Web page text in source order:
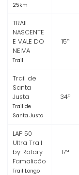
25km
TRAIL
NASCENTE
E VALE DO
NEIVA
Trail
15ª
Trail de
Santa
Justa
Trail de
Santa Justa
34ª
LAP 50
Ultra Trail
by Rotary
Famalicão
Trail Longo
17ª